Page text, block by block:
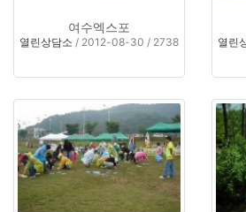
여수엑스포
열린상담소 / 2012-08-30 / 2738 열린